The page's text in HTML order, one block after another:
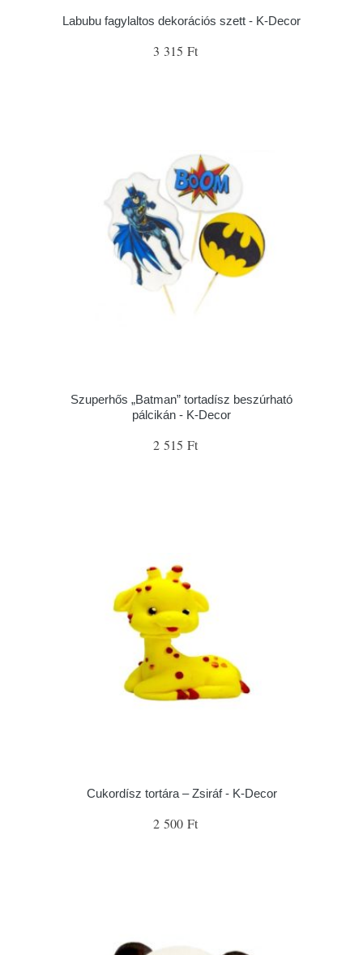
Labubu fagylaltos dekorációs szett - K-Decor
3 315 Ft
Szuperhős „Batman” tortadísz beszúrható
pálcikán - K-Decor
2 515 Ft
Cukordísz tortára – Zsiráf - K-Decor
2 500 Ft